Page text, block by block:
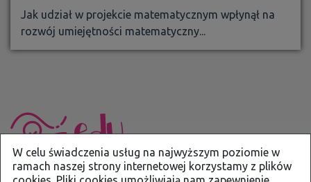
W celu świadczenia usług na najwyższym poziomie w
ramach naszej strony internetowej korzystamy z plików
Jak udział w projekcie matematycznym wpłynął na
rozwój umiejętności matematyczny...